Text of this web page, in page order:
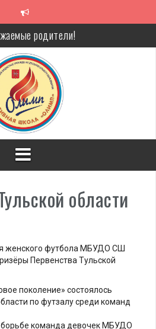
родители!
— путь в никуда
спора без суда
объекты благоустройства!
области
женского футбола МБУДО СШ
Первенства Тульской
поколение» состоялось
по футзалу среди команд
борьбе команда девочек МБУДО